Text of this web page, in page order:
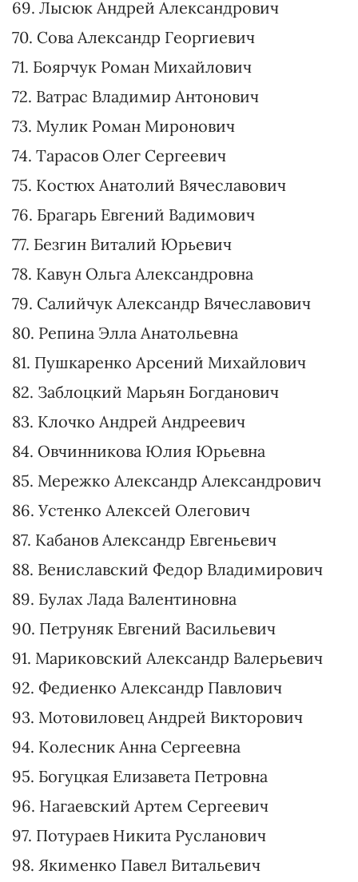
57. Саладуха Ольга Валерьевна
58. Коваль Ольга Владимировна
59. Загоруйко Алина Леонидовна
60. Бондаренко Олег Владимирович
61. Крячко Михаил Валерьевич
62. Бардина Марина Олеговна
63. Марченко Людмила Ивановна
64. Юнаков Иван Сергеевич
65. Володина Дарина Артемовна
66. Савченко Ольга Станиславовна
67. Гринчук Оксана Анатольевна
68. Козак Владимир Васильевич
69. Лысюк Андрей Александрович
70. Сова Александр Георгиевич
71. Боярчук Роман Михайлович
72. Ватрас Владимир Антонович
73. Мулик Роман Миронович
74. Тарасов Олег Сергеевич
75. Костюх Анатолий Вячеславович
76. Брагарь Евгений Вадимович
77. Безгин Виталий Юрьевич
78. Кавун Ольга Александровна
79. Салийчук Александр Вячеславович
80. Репина Элла Анатольевна
81. Пушкаренко Арсений Михайлович
82. Заблоцкий Марьян Богданович
83. Клочко Андрей Андреевич
84. Овчинникова Юлия Юрьевна
85. Мережко Александр Александрович
86. Устенко Алексей Олегович